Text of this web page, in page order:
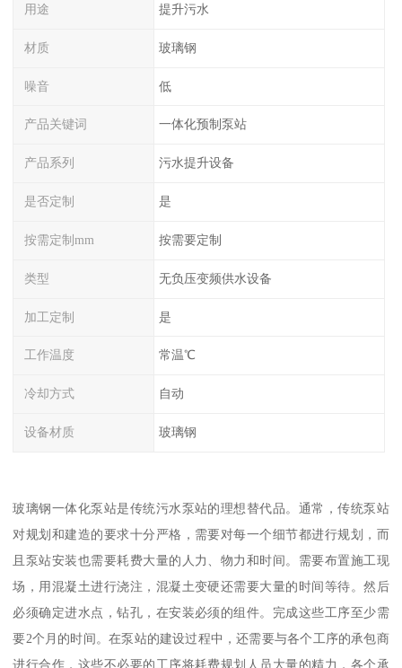
用途 提升污水
材质 玻璃钢
噪音 低
产品关键词 一体化预制泵站
产品系列 污水提升设备
是否定制 是
按需定制mm 按需要定制
类型 无负压变频供水设备
加工定制 是
工作温度 常温℃
冷却方式 自动
设备材质 玻璃钢
玻璃钢一体化泵站是传统污水泵站的理想替代品。通常，传统泵站
对规划和建造的要求十分严格，需要对每一个细节都进行规划，而
且泵站安装也需要耗费大量的人力、物力和时间。需要布置施工现
场，用混凝土进行浇注，混凝土变硬还需要大量的时间等待。然后
必须确定进水点，钻孔，在安装必须的组件。完成这些工序至少需
要2个月的时间。在泵站的建设过程中，还需要与各个工序的承包商
进行合作，这些不必要的工序将耗费规划人员大量的精力，各个承